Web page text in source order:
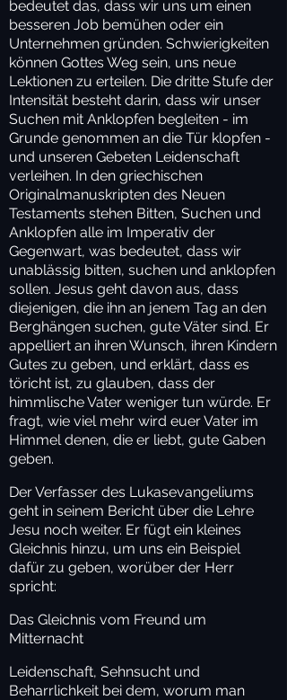
bedeutet das, dass wir uns um einen
besseren Job bemühen oder ein
Unternehmen gründen. Schwierigkeiten
können Gottes Weg sein, uns neue
Lektionen zu erteilen. Die dritte Stufe der
Intensität besteht darin, dass wir unser
Suchen mit Anklopfen begleiten - im
Grunde genommen an die Tür klopfen -
und unseren Gebeten Leidenschaft
verleihen. In den griechischen
Originalmanuskripten des Neuen
Testaments stehen Bitten, Suchen und
Anklopfen alle im Imperativ der
Gegenwart, was bedeutet, dass wir
unablässig bitten, suchen und anklopfen
sollen. Jesus geht davon aus, dass
diejenigen, die ihn an jenem Tag an den
Berghängen suchen, gute Väter sind. Er
appelliert an ihren Wunsch, ihren Kindern
Gutes zu geben, und erklärt, dass es
töricht ist, zu glauben, dass der
himmlische Vater weniger tun würde. Er
fragt, wie viel mehr wird euer Vater im
Himmel denen, die er liebt, gute Gaben
geben.
DerVerfasser des Lukasevangeliums
geht in seinem Bericht über die Lehre
Jesu noch weiter. Er fügt ein kleines
Gleichnis hinzu, um uns ein Beispiel
dafür zu geben, worüber der Herr
spricht:
Das Gleichnis vom Freund um
Mitternacht
Leidenschaft, Sehnsucht und
Beharrlichkeit bei dem, worum man